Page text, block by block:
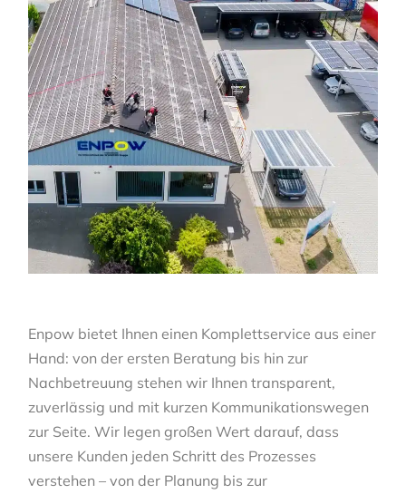
Enpow bietet Ihnen einen Komplettservice aus einer
Hand: von der ersten Beratung bis hin zur
Nachbetreuung stehen wir Ihnen transparent,
zuverlässig und mit kurzen Kommunikationswegen
zur Seite. Wir legen großen Wert darauf, dass
unsere Kunden jeden Schritt des Prozesses
verstehen – von der Planung bis zur